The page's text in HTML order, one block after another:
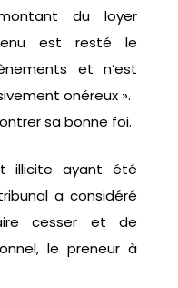
du loyer
est resté le
et n’est
onéreux ».
sa bonne foi.
illicite ayant été
a considéré
cesser et de
le preneur à